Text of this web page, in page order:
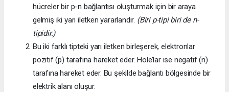
hücreler bir p-n bağlantısı oluşturmak için bir araya
gelmiş iki yarı iletken yararlandır. (Biri p-tipi biri de n-
tipidir.)
Bu iki farklı tipteki yarı iletken birleşerek, elektronlar
pozitif (p) tarafına hareket eder. Hole’lar ise negatif (n)
tarafına hareket eder. Bu şekilde bağlantı bölgesinde bir
elektrik alanı oluşur.